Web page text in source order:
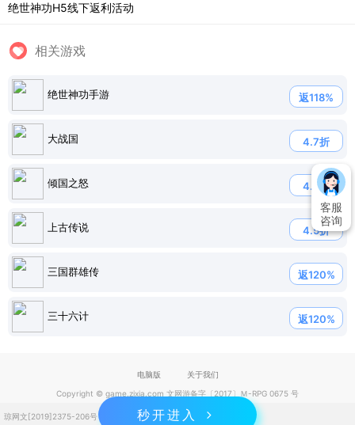
绝世神功H5线下返利活动
相关游戏
绝世神功手游 返118%
大战国 4.7折
倾国之怒 4.7折
上古传说 4.5折
三国群雄传 返120%
三十六计 返120%
秒开进入
客服
咨询
电脑版
关于我们
Copyright © game.zixia.com 文网游备字〔2017〕Ｍ-RPG 0675 号
琼网文[2019]2375-206号 琼ICP备2023004832号